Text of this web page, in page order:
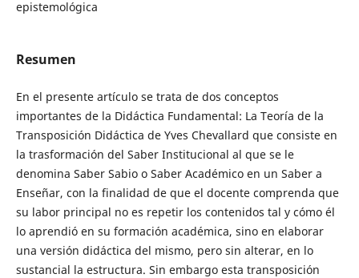
epistemológica
Resumen
En el presente artículo se trata de dos conceptos
importantes de la Didáctica Fundamental: La Teoría de la
Transposición Didáctica de Yves Chevallard que consiste en
la trasformación del Saber Institucional al que se le
denomina Saber Sabio o Saber Académico en un Saber a
Enseñar, con la finalidad de que el docente comprenda que
su labor principal no es repetir los contenidos tal y cómo él
lo aprendió en su formación académica, sino en elaborar
una versión didáctica del mismo, pero sin alterar, en lo
sustancial la estructura. Sin embargo esta transposición